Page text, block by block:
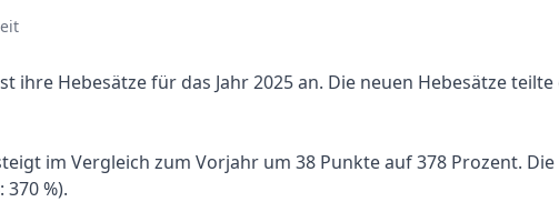
ihre Hebesätze für das Jahr 2025 an. Die neuen Hebesätze
im Vergleich zum Vorjahr um 38 Punkte auf 378 Prozent.
370 %).